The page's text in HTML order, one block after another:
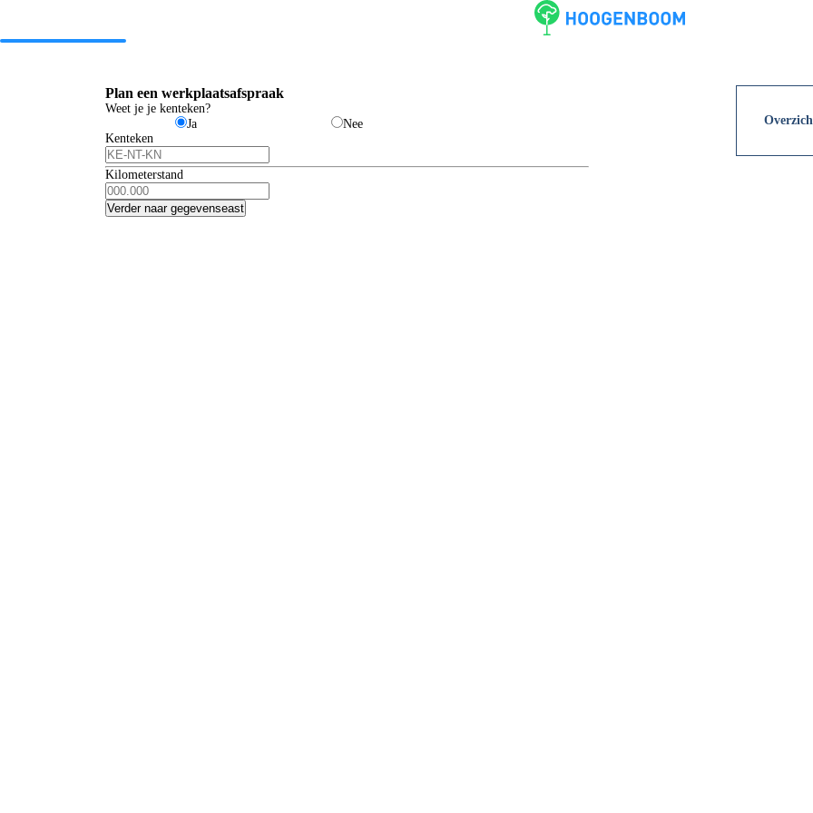
Plan een werkplaatsafspraak
Weet je je kenteken?
Ja
Nee
Kenteken
Kilometerstand
Verder naar gegevenseast